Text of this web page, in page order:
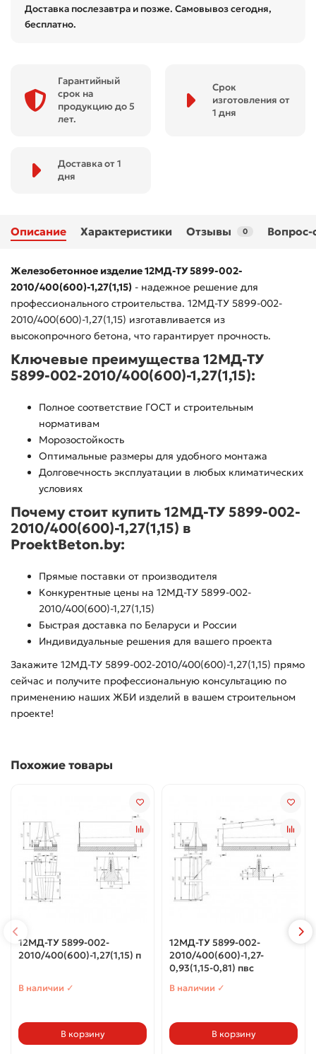
Доставка послезавтра и позже. Самовывоз сегодня,
бесплатно.
Гарантийный
срок на
продукцию до 5
лет.
Срок
изготовления от
1 дня
Доставка от 1
дня
Описание Характеристики Отзывы 0 Вопрос-
Железобетонное изделие 12МД-ТУ 5899-002-
2010/400(600)-1,27(1,15) - надежное решение для
профессионального строительства. 12МД-ТУ 5899-002-
2010/400(600)-1,27(1,15) изготавливается из
высокопрочного бетона, что гарантирует прочность.
Ключевые преимущества 12МД-ТУ
5899-002-2010/400(600)-1,27(1,15):
Полное соответствие ГОСТ и строительным
нормативам
Морозостойкость
Оптимальные размеры для удобного монтажа
Долговечность эксплуатации в любых климатических
условиях
Почему стоит купить 12МД-ТУ 5899-002-
2010/400(600)-1,27(1,15) в
ProektBeton.by:
Прямые поставки от производителя
Конкурентные цены на 12МД-ТУ 5899-002-
2010/400(600)-1,27(1,15)
Быстрая доставка по Беларуси и России
Индивидуальные решения для вашего проекта
Закажите 12МД-ТУ 5899-002-2010/400(600)-1,27(1,15) прямо
сейчас и получите профессиональную консультацию по
применению наших ЖБИ изделий в вашем строительном
проекте!
Похожие товары
12МД-ТУ 5899-002-
2010/400(600)-1,27(1,15) п
В наличии ✓
В корзину
12МД-ТУ 5899-002-
2010/400(600)-1,27-
0,93(1,15-0,81) пвс
В наличии ✓
В корзину